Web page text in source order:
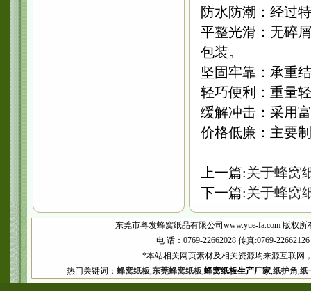
防水防潮：经过
平整光滑：无碎
包装。
坚固牢靠：承重
轻巧便利：重量
缓解冲击：采用
价格低廉：主要
上一篇:关于蜂窝
下一篇:关于蜂窝
东莞市粤发蜂窝纸品有限公司www.yue-fa.com 版权
电 话：0769-22662028 传真:0769-
*本站相关网页素材及相关资源均来源互联网
热门关键词： 蜂窝纸板,东莞蜂窝纸板,蜂窝纸板生产厂家,纸护角,纸